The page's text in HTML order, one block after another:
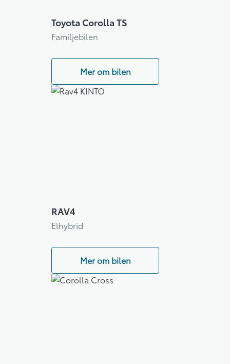
Toyota Corolla TS
Familjebilen
Mer om bilen
RAV4
Elhybrid
Mer om bilen